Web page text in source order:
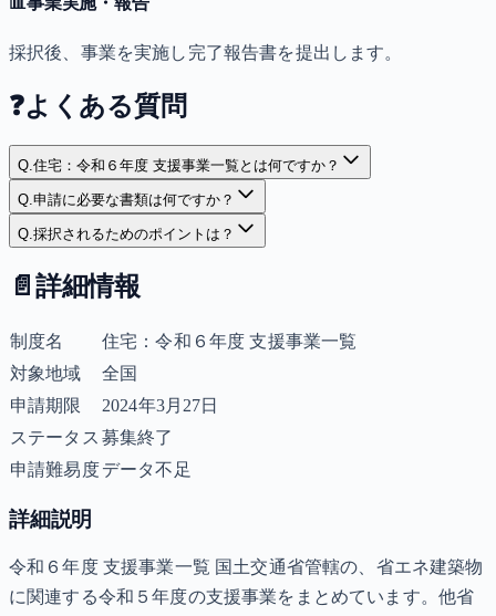
採択後、事業を実施し完了報告書を提出します。
❓よくある質問
Q.住宅：令和６年度 支援事業一覧とは何ですか？
Q.申請に必要な書類は何ですか？
Q.採択されるためのポイントは？
📄 詳細情報
制度名
住宅：令和６年度 支援事業一覧
対象地域
全国
申請期限
2024年3月27日
ステータス 募集終了
申請難易度データ不足
詳細説明
令和６年度 支援事業一覧 国土交通省管轄の、省エネ建築物
に関連する令和５年度の支援事業をまとめています。他省